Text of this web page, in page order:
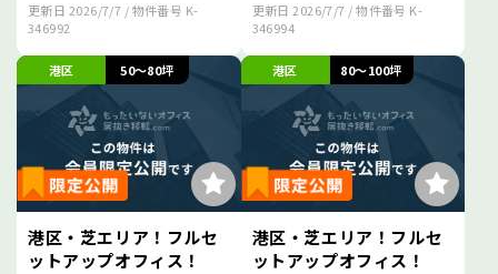
更新日 2026/7/7 / 物件番号 K-
346992
更新日2026/7/7 / 物件番号 K-
346994
港区 50～80坪
港区・芝エリア！フルセ
ットアップオフィス！
港区 80～100坪
港区・芝エリア！フルセ
ットアップオフィス！